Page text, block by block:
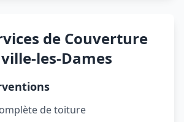
de Couverture
les-Dames
de toiture